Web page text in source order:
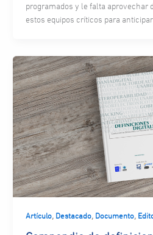
programados y le falta aprovechar
estos equipos críticos para
Artículo, Destacado, Documento,